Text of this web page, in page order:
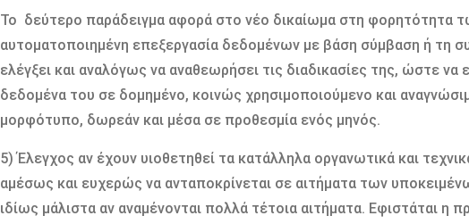
Το δεύτερο παράδειγμα αφορά στο νέο δικαίωμα στη φορητότητα
αυτοματοποιημένη επεξεργασία δεδομένων με βάση σύμβαση ή τη
ελέγξει και αναλόγως να αναθεωρήσει τις διαδικασίες της, ώστε να
δεδομένα του σε δομημένο, κοινώς χρησιμοποιούμενο και
μορφότυπο, δωρεάν και μέσα σε προθεσμία ενός μηνός.
5) Έλεγχος αν έχουν υιοθετηθεί τα κατάλληλα οργανωτικά και
αμέσως και ευχερώς να ανταποκρίνεται σε αιτήματα των
ιδίως μάλιστα αν αναμένονται πολλά τέτοια αιτήματα. Εφιστάται η